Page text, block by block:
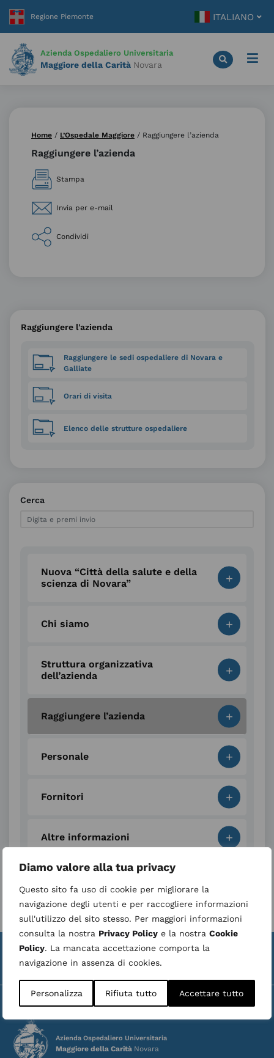
Diamo valore alla tua privacy
Questo sito fa uso di cookie per migliorare la
navigazione degli utenti e per raccogliere informazioni
sull'utilizzo del sito stesso. Per maggiori informazioni
consulta la nostra Privacy Policy e la nostra Cookie
Policy. La mancata accettazione comporta la
navigazione in assenza di cookies.
Personalizza Rifiuta tutto Accettare tutto
contenuto
ITALIANO
Azienda Ospedaliero Universitaria
Maggiore della Carità Novara
Home / L’Ospedale Maggiore / Raggiungere l’azienda
Raggiungere l’azienda
Stampa
Invia per e-mail
Condividi
Raggiungere l'azienda
Raggiungere le sedi ospedaliere di Novara e
Galliate
Orari di visita
Elenco delle strutture ospedaliere
Cerca
+
Nuova “Città della salute e della
scienza di Novara”
+
Chi siamo
+
Struttura organizzativa
dell’azienda
+
Raggiungere l’azienda
+
Personale
+
Fornitori
+
Altre informazioni
Valuta la struttura| Whistleblower
Azienda Ospedaliero Universitaria
Maggiore della Carità Novara